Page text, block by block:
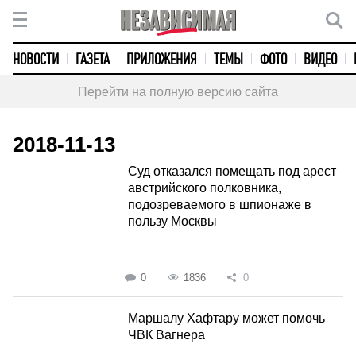
НОВОСТИ ГАЗЕТА ПРИЛОЖЕНИЯ ТЕМЫ ФОТО ВИДЕО
Перейти на полную версию сайта
2018-11-13
Суд отказался помещать под арест
австрийского полковника,
подозреваемого в шпионаже в
пользу Москвы
0 1836 0
Маршалу Хафтару может помочь
ЧВК Вагнера